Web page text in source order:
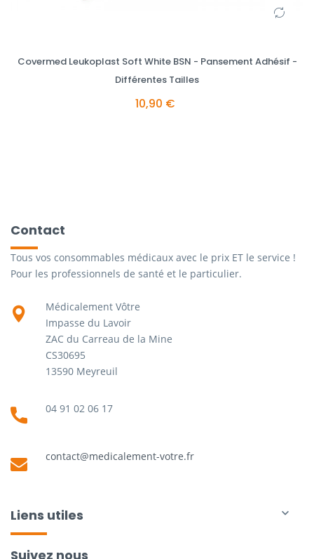
Covermed Leukoplast Soft White BSN - Pansement Adhésif -
Différentes Tailles
10,90 €
Contact
Tous vos consommables médicaux avec le prix ET le service !
Pour les professionnels de santé et le particulier.
Médicalement Vôtre
Impasse du Lavoir
ZAC du Carreau de la Mine
CS30695
13590 Meyreuil
04 91 02 06 17
contact@medicalement-votre.fr
Liens utiles 
Suivez nous